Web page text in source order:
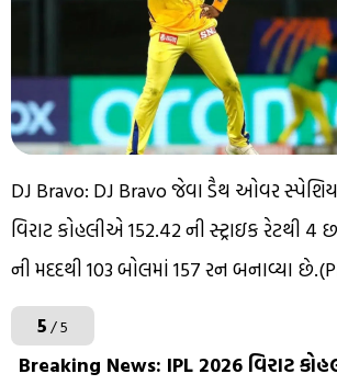
DJ Bravo: DJ Bravo જેવા ડૈથ ઓવર
વિરાટ કોહલીએ 152.42 ની સ્ટ્રાઇક રેટથી 4
ની મદદથી 103 બોલમાં 157 રન બનાવ્યા
5/ 5
Breaking News: IPL 2026 વિરાટ